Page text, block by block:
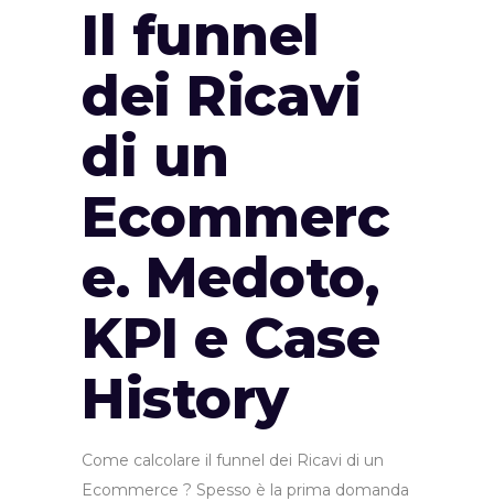
Il funnel
dei Ricavi
di un
Ecommerc
e. Medoto,
KPI e Case
History
Come calcolare il funnel dei Ricavi di un
Ecommerce ? Spesso è la prima domanda